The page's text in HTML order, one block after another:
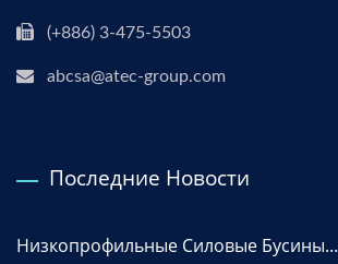
(+886) 3-475-5503
abcsa@atec-group.com
Последние Новости
Низкопрофильные Силовые Бусины...